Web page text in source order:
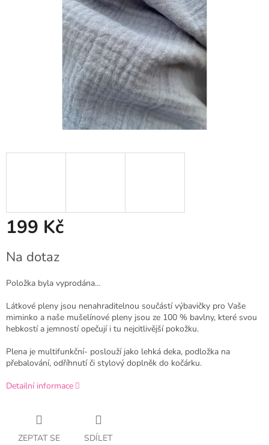
199 Kč
cena:
Na dotaz
Položka byla vyprodána…
Látkové pleny jsou nenahraditelnou součástí výbavičky pro Vaše
miminko a naše mušelínové pleny jsou ze 100 % bavlny, které svou
hebkostí a jemností opečují i tu nejcitlivější pokožku.
Plena je multifunkční- poslouží jako lehká deka, podložka na
přebalování, odříhnutí či stylový doplněk do kočárku.
Detailní informace
ZEPTAT SE SDÍLET